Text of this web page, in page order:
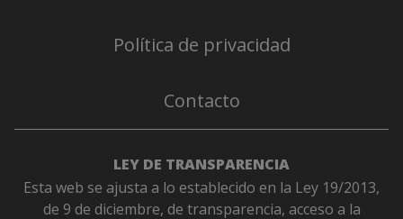
Política de privacidad
Contacto
LEY DE TRANSPARENCIA
Esta web se ajusta a lo establecido en la Ley 19/2013,
de 9 de diciembre, de transparencia, acceso a la